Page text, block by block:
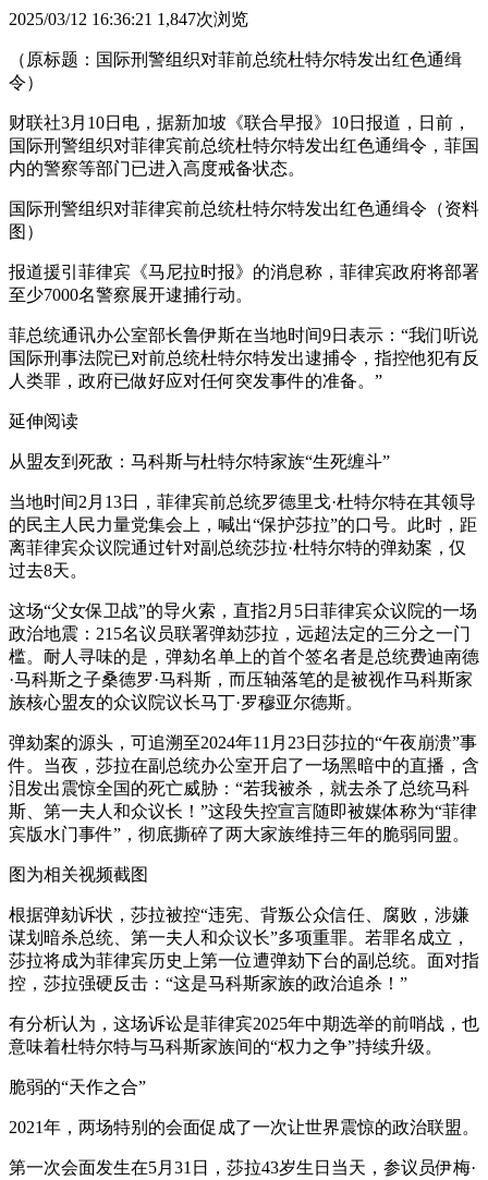
2025/03/12 16:36:21 1,847次浏览
（原标题：国际刑警组织对菲前总统杜特尔特发出红色通缉
令）
财联社3月10日电，据新加坡《联合早报》10日报道，日前，
国际刑警组织对菲律宾前总统杜特尔特发出红色通缉令，菲国
内的警察等部门已进入高度戒备状态。
国际刑警组织对菲律宾前总统杜特尔特发出红色通缉令（资料
图）
报道援引菲律宾《马尼拉时报》的消息称，菲律宾政府将部署
至少7000名警察展开逮捕行动。
菲总统通讯办公室部长鲁伊斯在当地时间9日表示：“我们听说
国际刑事法院已对前总统杜特尔特发出逮捕令，指控他犯有反
人类罪，政府已做好应对任何突发事件的准备。”
延伸阅读
从盟友到死敌：马科斯与杜特尔特家族“生死缠斗”
当地时间2月13日，菲律宾前总统罗德里戈·杜特尔特在其领导
的民主人民力量党集会上，喊出“保护莎拉”的口号。此时，距
离菲律宾众议院通过针对副总统莎拉·杜特尔特的弹劾案，仅
过去8天。
这场“父女保卫战”的导火索，直指2月5日菲律宾众议院的一场
政治地震：215名议员联署弹劾莎拉，远超法定的三分之一门
槛。耐人寻味的是，弹劾名单上的首个签名者是总统费迪南德
·马科斯之子桑德罗·马科斯，而压轴落笔的是被视作马科斯家
族核心盟友的众议院议长马丁·罗穆亚尔德斯。
弹劾案的源头，可追溯至2024年11月23日莎拉的“午夜崩溃”事
件。当夜，莎拉在副总统办公室开启了一场黑暗中的直播，含
泪发出震惊全国的死亡威胁：“若我被杀，就去杀了总统马科
斯、第一夫人和众议长！”这段失控宣言随即被媒体称为“菲律
宾版水门事件”，彻底撕碎了两大家族维持三年的脆弱同盟。
图为相关视频截图
根据弹劾诉状，莎拉被控“违宪、背叛公众信任、腐败，涉嫌
谋划暗杀总统、第一夫人和众议长”多项重罪。若罪名成立，
莎拉将成为菲律宾历史上第一位遭弹劾下台的副总统。面对指
控，莎拉强硬反击：“这是马科斯家族的政治追杀！”
有分析认为，这场诉讼是菲律宾2025年中期选举的前哨战，也
意味着杜特尔特与马科斯家族间的“权力之争”持续升级。
脆弱的“天作之合”
2021年，两场特别的会面促成了一次让世界震惊的政治联盟。
第一次会面发生在5月31日，莎拉43岁生日当天，参议员伊梅·